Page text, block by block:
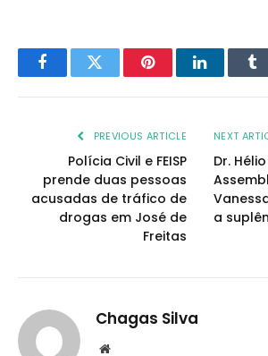
FacebookTwitter PinterestLinkedIn
PREVIOUS ARTICLE
Polícia Civil e FEISP
prende duas pessoas
acusadas de tráfico de
drogas em José de
Freitas
NEXT
Dr.
a
Chagas Silva
Website